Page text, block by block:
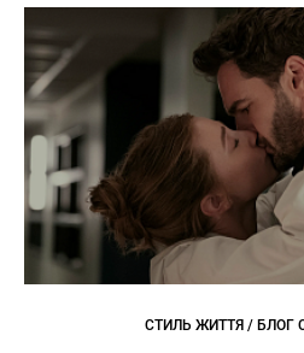
СТИЛЬ ЖИТТЯ / БЛОГ